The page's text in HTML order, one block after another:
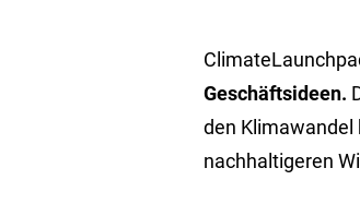
Geschäftsideen.
den Klimawandel
nachhaltigeren